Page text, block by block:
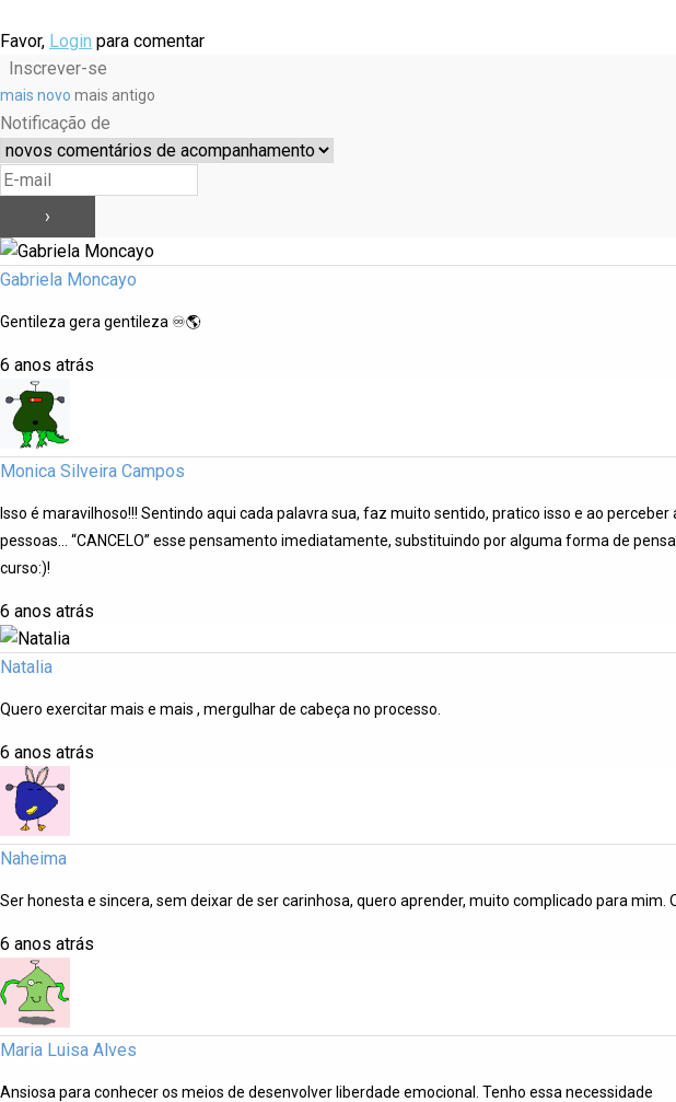
Favor, Login para comentar
Inscrever-se
mais novo mais antigo
Notificação de
Gabriela Moncayo
Gentileza gera gentileza ♾️🌎
6 anos atrás
Monica Silveira Campos
Isso é maravilhoso!!! Sentindo aqui cada palavra sua, faz muito sentido, pratico isso e ao
pessoas… “CANCELO” esse pensamento imediatamente, substituindo por alguma forma de
curso:)!
6 anos atrás
Natalia
Quero exercitar mais e mais , mergulhar de cabeça no processo.
6 anos atrás
Naheima
Ser honesta e sincera, sem deixar de ser carinhosa, quero aprender, muito complicado para
6 anos atrás
Maria Luisa Alves
Ansiosa para conhecer os meios de desenvolver liberdade emocional. Tenho essa necessidade